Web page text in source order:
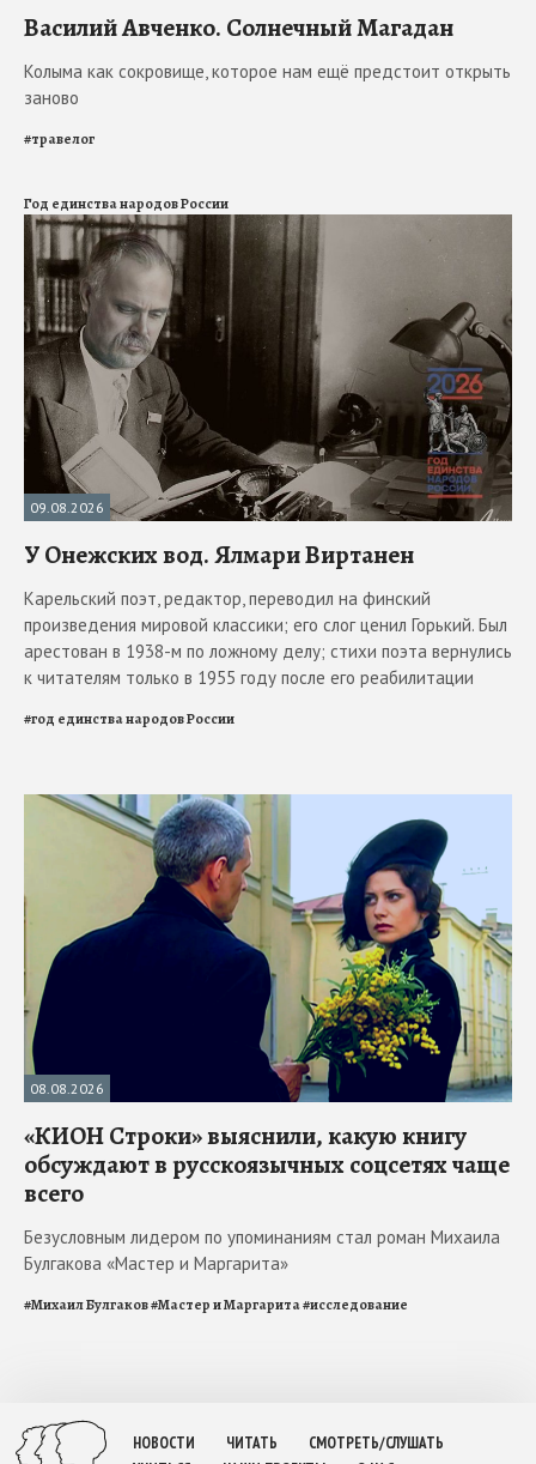
Василий Авченко. Солнечный Магадан
Колыма как сокровище, которое нам ещё предстоит открыть
заново
#травелог
Год единства народов России
09.08.2026
У Онежских вод. Ялмари Виртанен
Карельский поэт, редактор, переводил на финский
произведения мировой классики; его слог ценил Горький. Был
арестован в 1938-м по ложному делу; стихи поэта вернулись
к читателям только в 1955 году после его реабилитации
#год единства народов России
08.08.2026
«КИОН Строки» выяснили, какую книгу
обсуждают в русскоязычных соцсетях чаще
всего
Безусловным лидером по упоминаниям стал роман Михаила
Булгакова «Мастер и Маргарита»
#Михаил Булгаков#Мастер и Маргарита#исследование
НОВОСТИ ЧИТАТЬ
СМОТРЕТЬ/СЛУШАТЬ